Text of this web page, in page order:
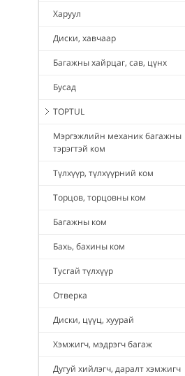
Харуул
Диски, хавчаар
Багажны хайрцаг, сав, цүнх
Бусад
TOPTUL
Мэргэжлийн механик багажны
тэрэгтэй ком
Түлхүүр, түлхүүрний ком
Торцов, торцовны ком
Багажны ком
Бахь, бахины ком
Тусгай түлхүүр
Отверка
Диски, цүүц, хуурай
Хэмжигч, мэдрэгч багаж
Дугуй хийлэгч, даралт хэмжигч